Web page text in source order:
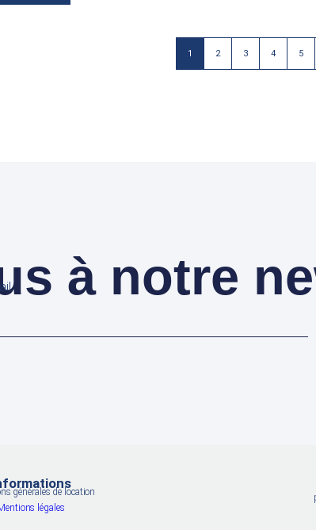
1 2 3 4 5
à notre
générales de location
légales